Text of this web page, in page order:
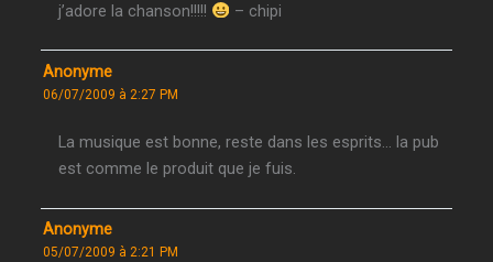
j’adore la chanson!!!!! – chipi
Anonyme
06/07/2009 à 2:27 PM
La musique est bonne, reste dans les esprits… la pub
est comme le produit que je fuis.
Anonyme
05/07/2009 à 2:21 PM